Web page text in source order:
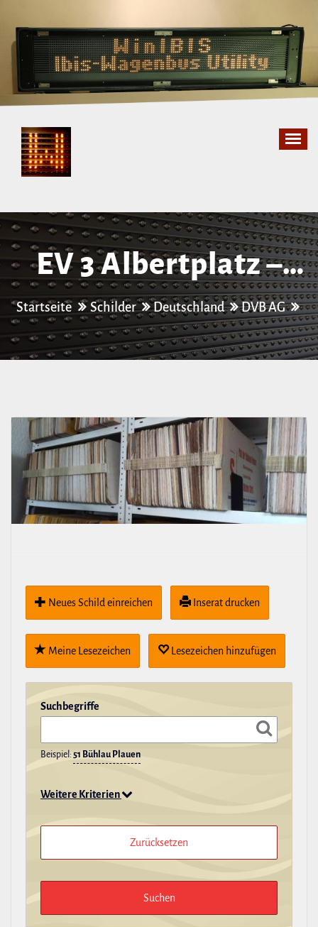
springen
EV 3 Albertplatz –
Wilder Mann
Startseite Schilder Deutschland DVB AG
Neues Schild ein­rei­chen Inserat drucken
Meine Lese­zei­chen Lese­zei­chen hin­zu­fügen
Such­be­griffe
Beispiel: 51 Bühlau Plauen
Weitere Kriterien